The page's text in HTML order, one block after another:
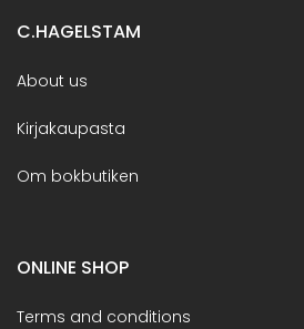
C.HAGELSTAM
About us
Kirjakaupasta
Om bokbutiken
ONLINE SHOP
Terms and conditions